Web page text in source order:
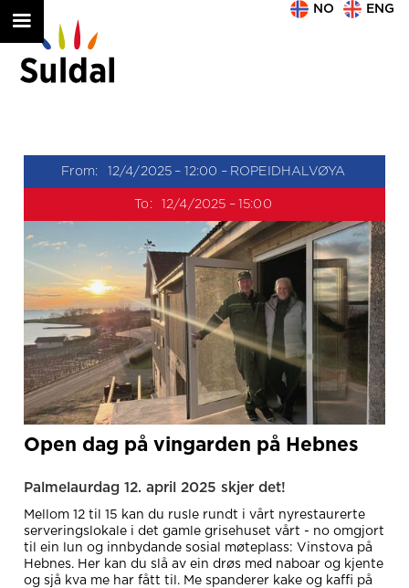
NO ENG
From: 12/4/2025 – 12:00 – ROPEIDHALVØYA
To: 12/4/2025 – 15:00
Open dag på vingarden på Hebnes
Palmelaurdag 12. april 2025 skjer det!
Mellom 12 til 15 kan du rusle rundt i vårt nyrestaurerte
serveringslokale i det gamle grisehuset vårt - no omgjort
til ein lun og innbydande sosial møteplass: Vinstova på
Hebnes. Her kan du slå av ein drøs med naboar og kjente
og sjå kva me har fått til. Me spanderer kake og kaffi på